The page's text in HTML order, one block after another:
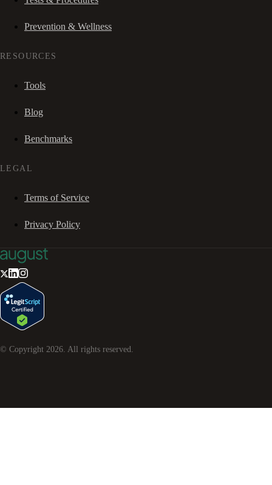
Prevention & Wellness
RESOURCES
Tools
Blog
Benchmarks
LEGAL
Terms of Service
Privacy Policy
© Copyright 2026. All rights reserved.